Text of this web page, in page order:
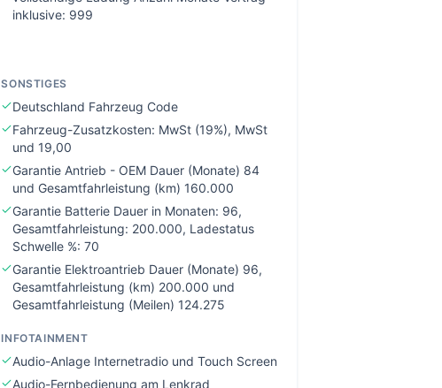
inklusive: 999
SONSTIGES
Deutschland Fahrzeug Code
Fahrzeug-Zusatzkosten: MwSt (19%), MwSt
und 19,00
Garantie Antrieb - OEM Dauer (Monate) 84
und Gesamtfahrleistung (km) 160.000
Garantie Batterie Dauer in Monaten: 96,
Gesamtfahrleistung: 200.000, Ladestatus
Schwelle %: 70
Garantie Elektroantrieb Dauer (Monate) 96,
Gesamtfahrleistung (km) 200.000 und
Gesamtfahrleistung (Meilen) 124.275
INFOTAINMENT
Audio-Anlage Internetradio und Touch Screen
Audio-Fernbedienung am Lenkrad